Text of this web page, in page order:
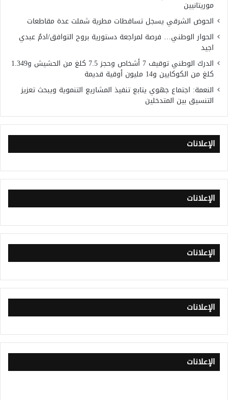
موريتانيين
الحوض الشرقي يسجل تساقطات مطرية شملت عدة مقاطعات
الحوار الوطني… فرصة لمراجعة دستورية بروح التوافق/ادمُ عبدي
اجيد
الدرك الوطني توقيف 7 أشخاص وحجز 7.5 كلغ من الحشيش و1.349
كلغ من الكوكايين و14 مليون أوقية قديمة
النعمة: اجتماع جهوي يتابع تنفيذ المشاريع التنموية ويبحث تعزيز
التنسيق بين المتدخلين
الإعلانات
الإعلانات
الإعلانات
الإعلانات
الإعلانات